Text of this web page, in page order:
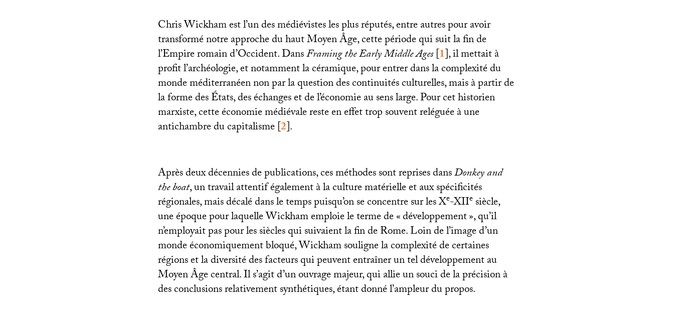
Chris Wickham est l’un des médiévistes les plus réputés, entre autres pour avoir
transformé notre approche du haut Moyen Âge, cette période qui suit la fin de
l’Empire romain d’Occident. DansFraming the Early Middle Ages[1], il mettait à
profit l’archéologie, et notamment la céramique, pour entrer dans la complexité du
monde méditerranéen non par la question des continuités culturelles, mais à partir de
la forme des États, des échanges et de l’économie au sens large. Pour cet historien
marxiste, cette économie médiévale reste en effet trop souvent reléguée à une
antichambre du capitalisme[2].
Après deux décennies de publications, ces méthodes sont reprises dansDonkey and
the boat, un travail attentif également à la culture matérielle et aux spécificités
régionales, mais décalé dans le temps puisqu’on se concentre sur les Xe-XIIe siècle,
une époque pour laquelle Wickham emploie le terme de «développement», qu’il
n’employait pas pour les siècles qui suivaient la fin de Rome. Loin de l’image d’un
monde économiquement bloqué, Wickham souligne la complexité de certaines
régions et la diversité des facteurs qui peuvent entraîner un tel développement au
Moyen Âge central. Il s’agit d’un ouvrage majeur, qui allie un souci de la précision à
des conclusions relativement synthétiques, étant donné l’ampleur du propos.